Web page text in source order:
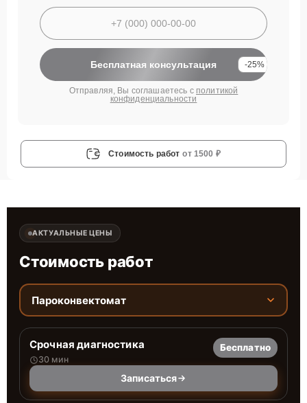
Бесплатная консультация -25%
Отправляя, Вы соглашаетесь с политикой
конфиденциальности
Стоимость работ от 1500 ₽
АКТУАЛЬНЫЕ ЦЕНЫ
Стоимость работ
Пароконвектомат
Срочная диагностика
30 мин
Бесплатно
Записаться